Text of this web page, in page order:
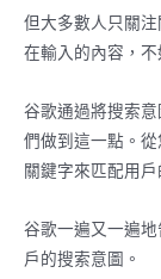
但大多數人只關
在輸入的內容，
谷歌通過將搜索
們做到這一點。
關鍵字來匹配用戶
谷歌一遍又一遍
戶的搜索意圖。